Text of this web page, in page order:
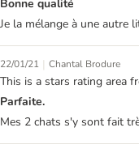
Bonne qualité
Je la mélange à une autre
22/01/21 | Chantal Brodure
This is a stars rating area
Parfaite.
Mes 2 chats s'y sont fait